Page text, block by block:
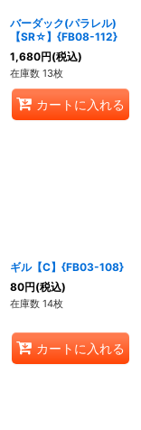
バーダック(パラレル)
【SR☆】{FB08-112}
1,680円(税込)
在庫数 13枚
カートに入れる
ギル【C】{FB03-108}
80円(税込)
在庫数 14枚
カートに入れる